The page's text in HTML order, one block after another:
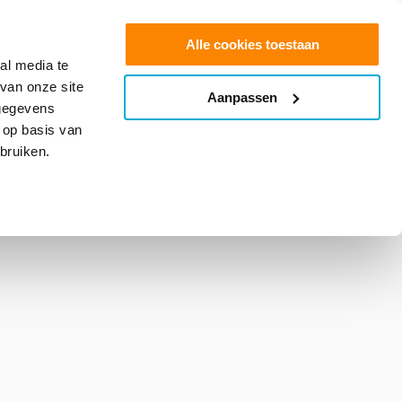
media te
onze site
basis van
Alle cookies toestaan
Aanpassen
Angebot anfordern
info@glasfolie.nl